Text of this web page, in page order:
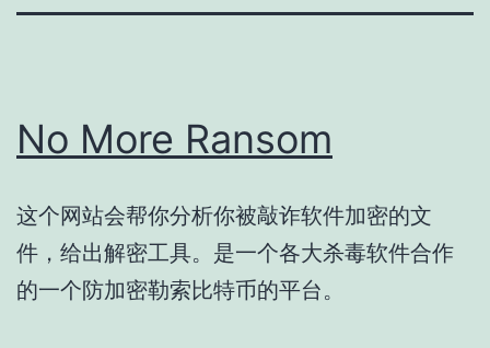
No More Ransom
这个网站会帮你分析你被敲诈软件加密的文
件，给出解密工具。是一个各大杀毒软件合作
的一个防加密勒索比特币的平台。